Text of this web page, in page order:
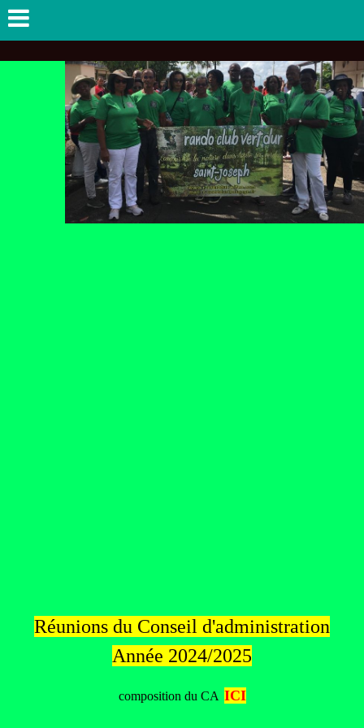
Réunions du Conseil d'administration
Année 2024/2025
composition du CA ICI